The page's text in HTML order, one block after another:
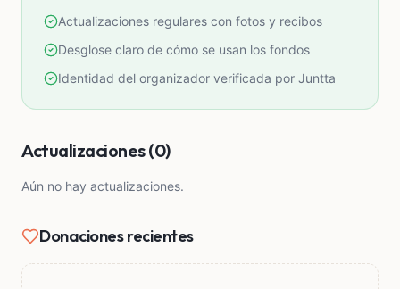
Actualizaciones regulares con fotos y recibos
Desglose claro de cómo se usan los fondos
Identidad del organizador verificada por Juntta
Actualizaciones (0)
Aún no hay actualizaciones.
Donaciones recientes